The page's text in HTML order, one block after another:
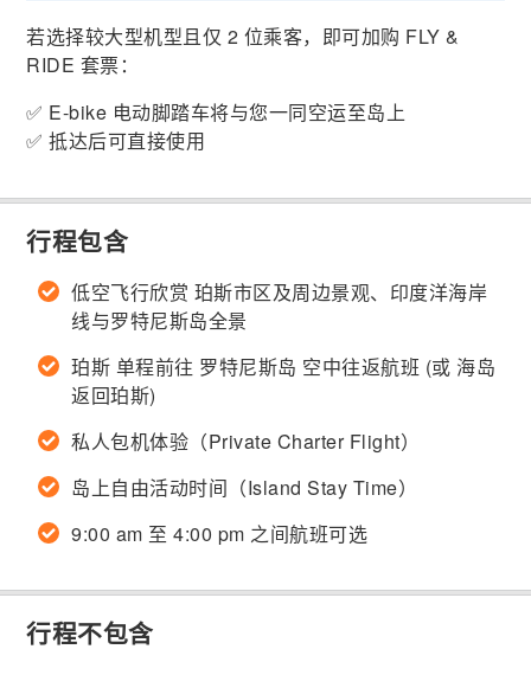
若选择较大型机型且仅 2 位乘客，即可加购 FLY &
RIDE 套票：
✅ E-bike 电动脚踏车将与您一同空运至岛上
✅ 抵达后可直接使用
行程包含
低空飞行欣赏 珀斯市区及周边景观、印度洋海岸
线与罗特尼斯岛全景
珀斯 单程前往 罗特尼斯岛 空中往返航班 (或 海岛
返回珀斯)
私人包机体验（Private Charter Flight）
岛上自由活动时间（Island Stay Time）
9:00 am 至 4:00 pm 之间航班可选
行程不包含